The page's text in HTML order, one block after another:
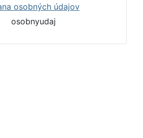
osobných údajov